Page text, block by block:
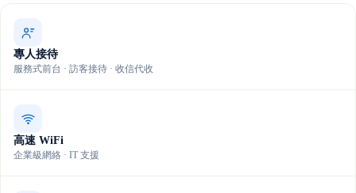
專人接待
服務式前台 · 訪客接待 · 收信代收
高速 WiFi
企業級網絡 · IT 支援